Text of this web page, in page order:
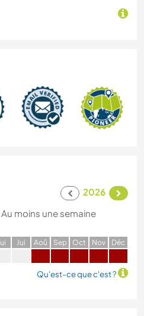
2026
Au moins une semaine
ui Jui Aoû Sep Oct Nov Déc
Qu'est-ce que c'est ?